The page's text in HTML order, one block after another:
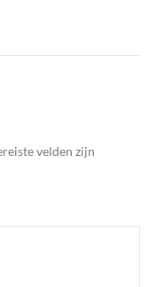
velden zijn